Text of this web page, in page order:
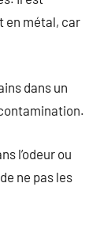
en métal, car
dans un
l’odeur ou
ne pas les